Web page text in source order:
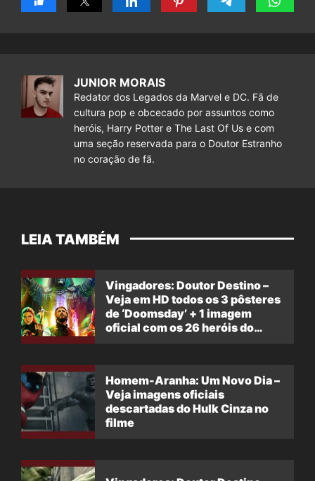
JUNIOR MORAIS
Redator dos Legados da Marvel e DC. Fã de
cultura pop e obcecado por assuntos como
heróis, Harry Potter e The Last Of Us e com
uma seção reservada para o Doutor Estranho
no coração de fã.
LEIA TAMBÉM
Vingadores: Doutor Destino –
Veja em HD todos os 3 pôsteres
de ‘Doomsday’ + 1 imagem
oficial com os 26 heróis do
Homem-Aranha: Um Novo Dia –
Veja imagens oficiais
descartadas do Hulk Cinza no
filme